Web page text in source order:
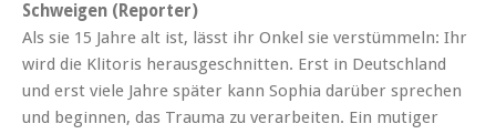
Schweigen (Reporter)
Als sie 15 Jahre alt ist, lässt ihr Onkel sie ver­stüm­meln: Ihr
wird die Kli­toris her­aus­geschnit­ten. Erst in Deutsch­land
und erst viele Jahre später kann Sophia darüber sprechen
und begin­nen, das Trau­ma zu ver­ar­beit­en. Ein mutiger